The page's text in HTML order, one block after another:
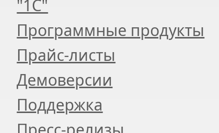
"1С"
Программные продукты
Прайс-листы
Демоверсии
Поддержка